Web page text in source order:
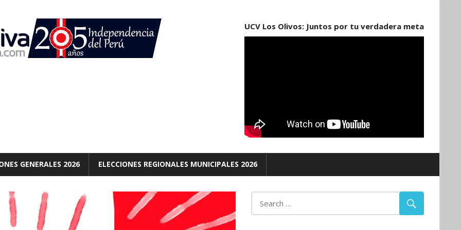
UCV Los Olivos: Juntos por tu verdadera meta
GENERALES 2026 ELECCIONES REGIONALES MUNICIPALES 2026